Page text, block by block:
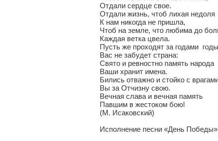
Отдали сердце свое.
Отдали жизнь, чтоб лихая недоля
К нам никогда не пришла,
Чтоб на земле, что любима до
Каждая ветка цвела.
Пусть же проходят за годами
Вас не забудет страна:
Свято и ревностно память народа
Ваши хранит имена.
Бились отважно и стойко с
Вы за Отчизну свою.
Вечная слава и вечная память
Павшим в жестоком бою!
(М. Исаковский)
Исполнение песни «День